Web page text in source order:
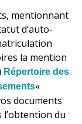
mentionnant
d’auto-
la mention
Répertoire des
«
documents
l’obtention du